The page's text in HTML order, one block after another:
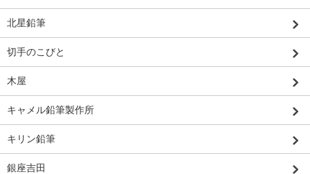
北星鉛筆
切手のこびと
木屋
キャメル鉛筆製作所
キリン鉛筆
銀座吉田